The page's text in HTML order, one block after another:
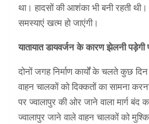
था। हादसों की आशंका भी बनी रहती
समस्याएं खत्म हो जाएंगी।
यातायात डायवर्जन के कारण झेलनी पड़ेगी
दोनों जगह निर्माण कार्यों के चलते कुछ
वाहन चालकों को दिक्कतों का सामना
पर ज्वालापुर की ओर जाने वाला मार्ग बंद
ज्वालापुर जाने वाले वाहन चालकों को